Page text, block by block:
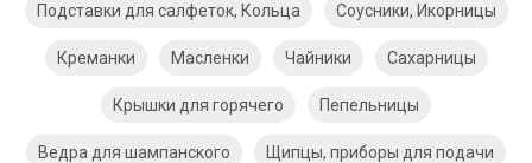
Подставки для салфеток, Кольца Соусники, Икорницы
Креманки Масленки Чайники Сахарницы
Крышки для горячего Пепельницы
Ведра для шампанского Щипцы, приборы для подачи